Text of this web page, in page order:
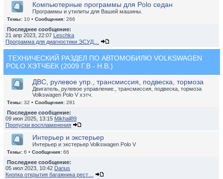
Компьютерные программы для Polo седан
Программы и утилиты для Вашей машины.
Темы: 10 • Сообщения: 266
Последнее сообщение:
21 апр 2023, 22:07 Leschka
Программа для диагностики ЭСУД…
ТЕХНИЧЕСКИЙ РАЗДЕЛ ПО АВТОМОБИЛЮ VOLKSWAGEN
POLO ХЭТЧБЕК (2009 Г.В - Н.В.)
ДВС, рулевое упр., трансмиссия, подвеска, тормоза
Двигатель, рулевое управление., трансмиссия, подвеска, тормоза
Volkswagen Polo V хэтч.
Темы: 32 • Сообщения: 281
Последнее сообщение:
09 июн 2025, 13:15 Mikhail89
Пропуски воспламенения
Интерьер и экстерьер
Интерьер и экстерьер Volkswagen Polo V
Темы: 6 • Сообщения: 66
Последнее сообщение:
05 июл 2023, 10:42 Darius
Кнопка открытия багажника рест…